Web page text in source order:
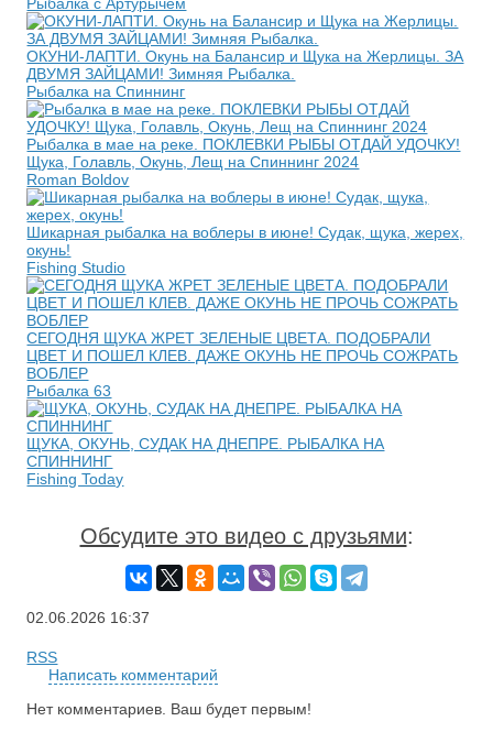
ОКУНИ-ЛАПТИ. Окунь на Балансир и Щука на Жерлицы. ЗА
ДВУМЯ ЗАЙЦАМИ! Зимняя Рыбалка.
Рыбалка на Спиннинг
Рыбалка в мае на реке. ПОКЛЕВКИ РЫБЫ ОТДАЙ УДОЧКУ!
Щука, Голавль, Окунь, Лещ на Спиннинг 2024
Roman Boldov
Шикарная рыбалка на воблеры в июне! Судак, щука, жерех,
окунь!
Fishing Studio
СЕГОДНЯ ЩУКА ЖРЕТ ЗЕЛЕНЫЕ ЦВЕТА. ПОДОБРАЛИ
ЦВЕТ И ПОШЕЛ КЛЕВ. ДАЖЕ ОКУНЬ НЕ ПРОЧЬ СОЖРАТЬ
ВОБЛЕР
Рыбалка 63
ЩУКА, ОКУНЬ, СУДАК НА ДНЕПРЕ. РЫБАЛКА НА
СПИННИНГ
Fishing Today
Обсудите это видео с друзьями:
02.06.2026 16:37
RSS
Написать комментарий
Нет комментариев. Ваш будет первым!